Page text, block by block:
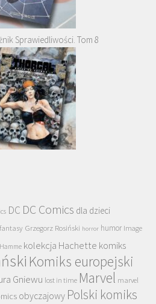
Sprawiedliwości. Tom 8
DC DC Comics dla dzieci
fantasy Grzegorz Rosiński horror humor Image
kolekcja Hachette komiks
Komiks europejski
Gniewu lost in time Marvel marvel
obyczajowy Polski komiks